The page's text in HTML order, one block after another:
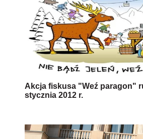
Akcja fiskusa "Weź paragon"
stycznia 2012 r.